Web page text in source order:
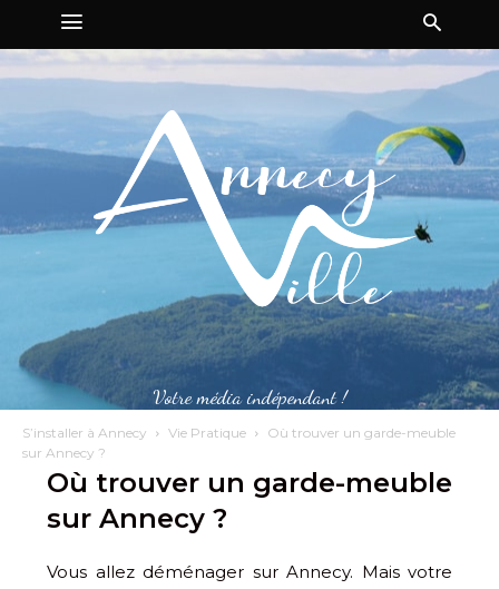
Votre média indépendant !
S’installer à Annecy Vie Pratique
Où trouver un garde-meuble
sur Annecy ?
Où trouver un garde-meuble
sur Annecy ?
Vous allez déménager sur Annecy. Mais votre